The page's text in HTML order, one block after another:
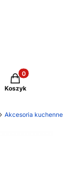
Produkty w
Koszyk
Akcesoria kuchenne